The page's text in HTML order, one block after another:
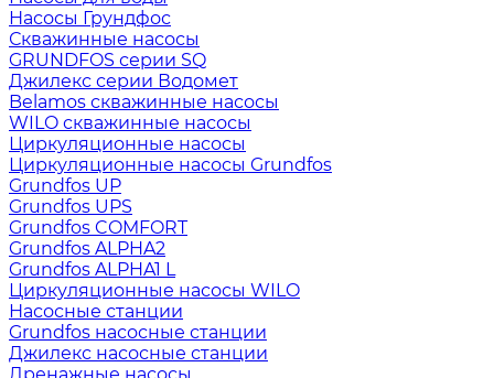
Насосы Грундфос
Скважинные насосы
GRUNDFOS серии SQ
Джилекс серии Водомет
Belamos скважинные насосы
WILO скважинные насосы
Циркуляционные насосы
Циркуляционные насосы Grundfos
Grundfos UP
Grundfos UPS
Grundfos COMFORT
Grundfos ALPHA2
Grundfos ALPHA1 L
Циркуляционные насосы WILO
Насосные станции
Grundfos насосные станции
Джилекс насосные станции